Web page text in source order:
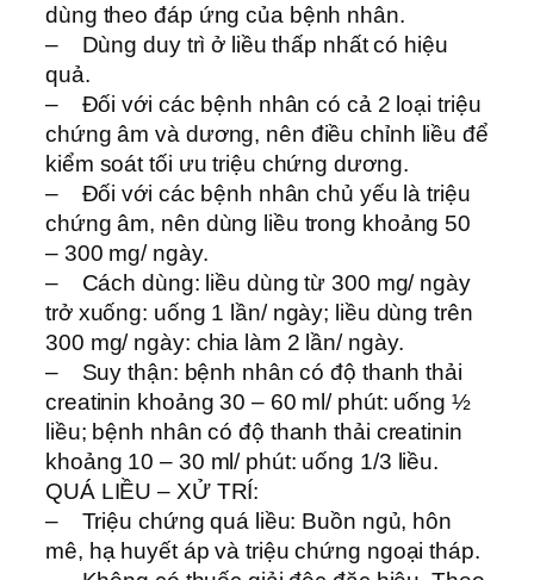
dùng theo đáp ứng của bệnh nhân.
– Dùng duy trì ở liều thấp nhất có hiệu
quả.
– Đối với các bệnh nhân có cả 2 loại triệu
chứng âm và dương, nên điều chỉnh liều để
kiểm soát tối ưu triệu chứng dương.
– Đối với các bệnh nhân chủ yếu là triệu
chứng âm, nên dùng liều trong khoảng 50
– 300 mg/ ngày.
– Cách dùng: liều dùng từ 300 mg/ ngày
trở xuống: uống 1 lần/ ngày; liều dùng trên
300 mg/ ngày: chia làm 2 lần/ ngày.
– Suy thận: bệnh nhân có độ thanh thải
creatinin khoảng 30 – 60 ml/ phút: uống ½
liều; bệnh nhân có độ thanh thải creatinin
khoảng 10 – 30 ml/ phút: uống 1/3 liều.
QUÁ LIỀU – XỬ TRÍ:
– Triệu chứng quá liều: Buồn ngủ, hôn
mê, hạ huyết áp và triệu chứng ngoại tháp.